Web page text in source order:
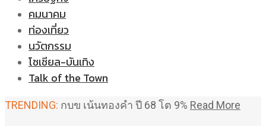
คมนาคม
ท่องเที่ยว
นวัตกรรม
โซเชียล-บันเทิง
Talk of the Town
TRENDING: กบข เน้นทองคำ ปี 68 โต 9% Read More